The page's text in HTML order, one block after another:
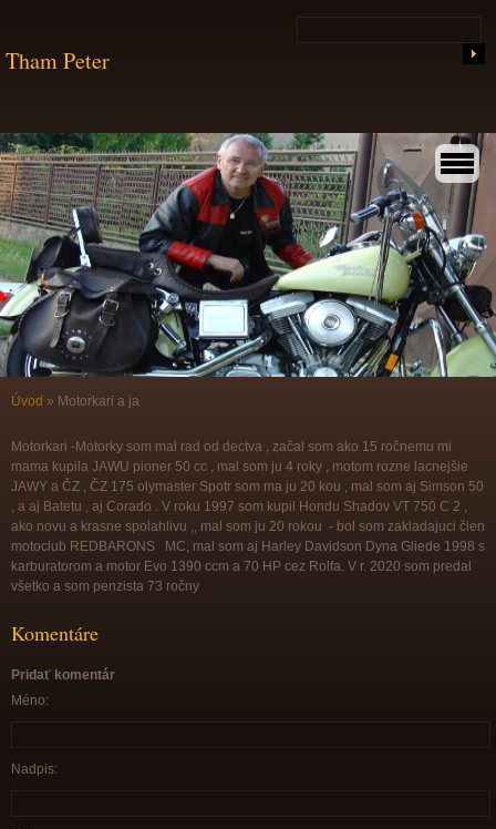
Tham Peter
Úvod » Motorkari a ja
Motorkari -Motorky som mal rad od dectva , začal som ako 15 ročnemu mi
mama kupila JAWU pioner 50 cc , mal som ju 4 roky , motom rozne lacnejšie
JAWY a ČZ , ČZ 175 olymaster Spotr som ma ju 20 kou , mal som aj Simson 50
, a aj Batetu , aj Corado . V roku 1997 som kupil Hondu Shadov VT 750 C 2 ,
ako novu a krasne spolahlivu ,, mal som ju 20 rokou - bol som zakladajuci člen
motoclub REDBARONS MC, mal som aj Harley Davidson Dyna Gliede 1998 s
karburatorom a motor Evo 1390 ccm a 70 HP cez Rolfa. V r. 2020 som predal
všetko a som penzista 73 ročny
Komentáre
Pridať komentár
Méno:
Nadpis: